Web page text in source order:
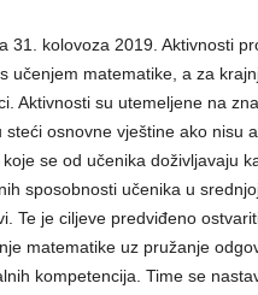
31. kolovoza 2019. Aktivnosti
učenjem matematike, a za
Aktivnosti su utemeljene na
osnovne vještine ako nisu
se od učenika doživljavaju
sposobnosti učenika u
Te je ciljeve predviđeno
matematike uz pružanje
kompetencija. Time se